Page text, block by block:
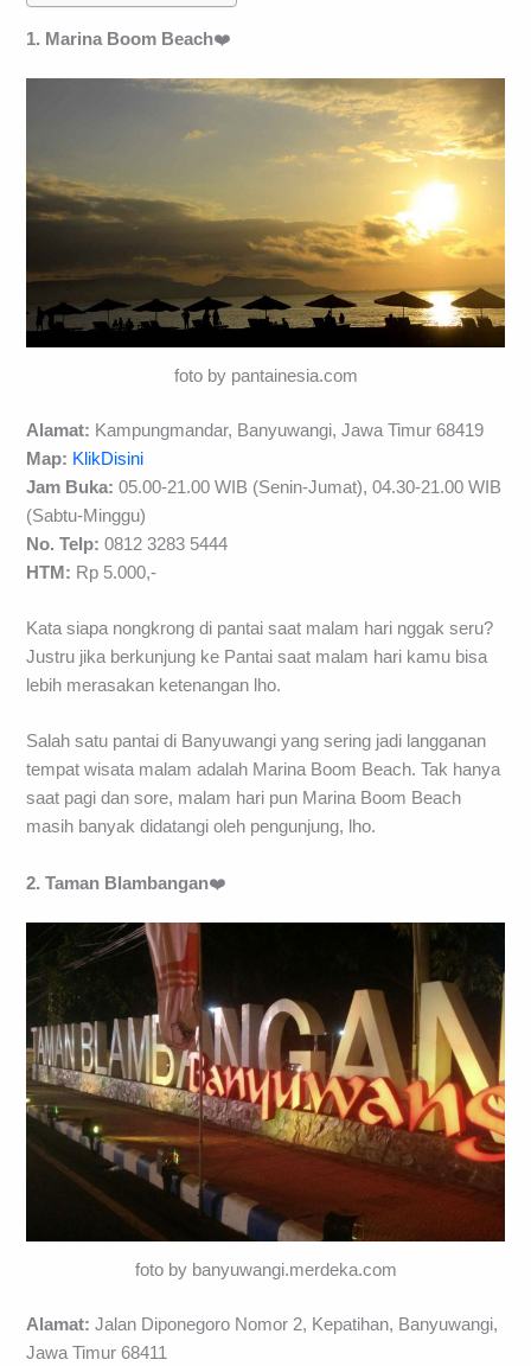
1. Marina Boom Beach❤️
foto by pantainesia.com
Alamat: Kampungmandar, Banyuwangi, Jawa Timur 68419
Map: KlikDisini
Jam Buka: 05.00-21.00 WIB (Senin-Jumat), 04.30-21.00 WIB
(Sabtu-Minggu)
No. Telp: 0812 3283 5444
HTM: Rp 5.000,-
Kata siapa nongkrong di pantai saat malam hari nggak seru?
Justru jika berkunjung ke Pantai saat malam hari kamu bisa
lebih merasakan ketenangan lho.
Salah satu pantai di Banyuwangi yang sering jadi langganan
tempat wisata malam adalah Marina Boom Beach. Tak hanya
saat pagi dan sore, malam hari pun Marina Boom Beach
masih banyak didatangi oleh pengunjung, lho.
2. Taman Blambangan❤️
foto by banyuwangi.merdeka.com
Alamat: Jalan Diponegoro Nomor 2, Kepatihan, Banyuwangi,
Jawa Timur 68411